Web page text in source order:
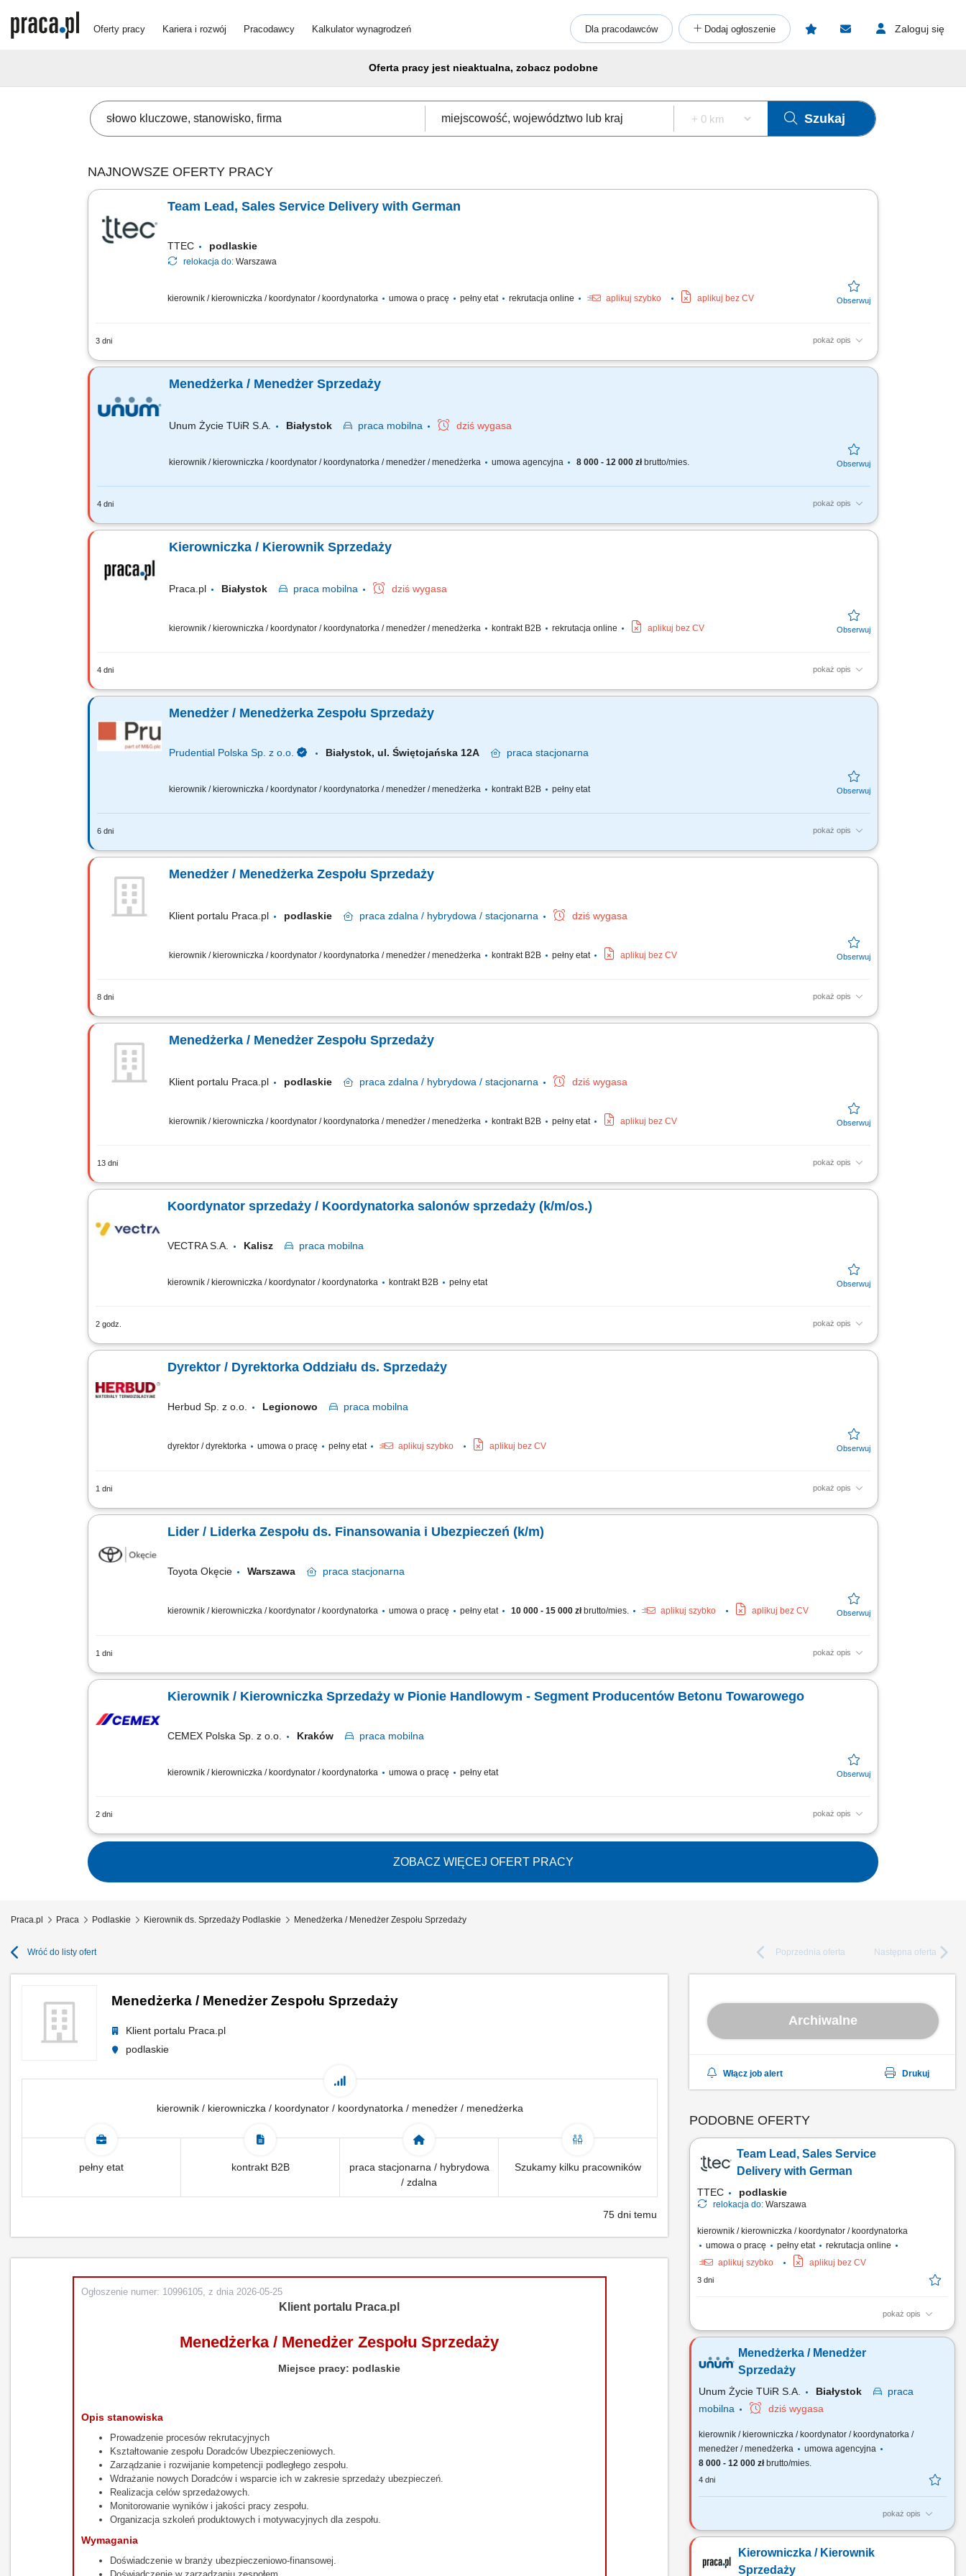
Oferty pracy Kariera i rozwój Pracodawcy Kalkulator wynagrodzeń Dla pracodawców Dodaj ogłoszenie Zaloguj się
Oferta pracy jest nieaktualna, zobacz podobne
Szukaj
NAJNOWSZE OFERTY PRACY
Team Lead, Sales Service Delivery with German
TTEC podlaskie
relokacja do: Warszawa
kierownik / kierowniczka / koordynator / koordynatorka umowa o pracę pełny etat rekrutacja online aplikuj szybko aplikuj bez CV
3 dni pokaż opis
Opis stanowiska: Wspieranie i motywowanie zespołu w osiąganiu celów; Odpowiadanie na pytania współpracowników, rozwiązywanie problemów i eskalacji klientów;
Menedżerka / Menedżer Sprzedaży
Unum Życie TUiR S.A. Białystok praca mobilna dziś wygasa
kierownik / kierowniczka / koordynator / koordynatorka / menedżer / menedżerka umowa agencyjna 8 000 - 12 000 złbrutto/mies.
4 dni pokaż opis
Twoja rola: budujesz i rozwijasz zespół sprzedażowy – rekrutujesz, wdrażasz i wspierasz ludzi, rozwijasz kompetencje zespołu i pracujesz z jego potencjałem,
Kierowniczka / Kierownik Sprzedaży
Praca.pl Białystok praca mobilna dziś wygasa
kierownik / kierowniczka / koordynator / koordynatorka / menedżer / menedżerka kontrakt B2B rekrutacja online aplikuj bez CV
4 dni pokaż opis
Zadania: Budowanie i rozwój zespołu sprzedażowego: rekrutacja, szkolenia i bieżące wsparcie; Planowanie działań i realizacja celów sprzedażowych; Inspirowanie
Menedżer / Menedżerka Zespołu Sprzedaży
Prudential Polska Sp. z o.o. Białystok, ul. Świętojańska 12A praca stacjonarna
kierownik / kierowniczka / koordynator / koordynatorka / menedżer / menedżerka kontrakt B2B pełny etat
6 dni pokaż opis
Twój zakres obowiązków: budowanie własnego biznesu opartego o sprzedaż własną i współpracę z zespołem Konsultantów ds. Planowania Finansowego, rekrutacja i
Menedżer / Menedżerka Zespołu Sprzedaży
Klient portalu Praca.pl podlaskie praca zdalna / hybrydowa / stacjonarna dziś wygasa
kierownik / kierowniczka / koordynator / koordynatorka / menedżer / menedżerka kontrakt B2B pełny etat aplikuj bez CV
8 dni pokaż opis
Rekrutacja i budowa zespołu Doradców Ubezpieczeniowych. Zarządzanie, motywowanie i rozwijanie podległego zespołu. Wdrażanie nowych Doradców w sprzedaż
Menedżerka / Menedżer Zespołu Sprzedaży
Klient portalu Praca.pl podlaskie praca zdalna / hybrydowa / stacjonarna dziś wygasa
kierownik / kierowniczka / koordynator / koordynatorka / menedżer / menedżerka kontrakt B2B pełny etat aplikuj bez CV
13 dni pokaż opis
Prowadzenie procesów rekrutacyjnych Kształtowanie zespołu Doradców Ubezpieczeniowych. Zarządzanie i rozwijanie kompetencji podległego zespołu. Wdrażanie
Koordynator sprzedaży / Koordynatorka salonów sprzedaży (k/m/os.)
VECTRA S.A. Kalisz praca mobilna
kierownik / kierowniczka / koordynator / koordynatorka kontrakt B2B pełny etat
2 godz. pokaż opis
Zadania: Realizacja celów sprzedażowych i dbanie o retencję klientów w regionie; Nadzór nad funkcjonowaniem placówek w przydzielonym obszarze; Wsparcie
Dyrektor / Dyrektorka Oddziału ds. Sprzedaży
Herbud Sp. z o.o. Legionowo praca mobilna
dyrektor / dyrektorka umowa o pracę pełny etat aplikuj szybko aplikuj bez CV
1 dni pokaż opis
Opis stanowiska Nadzór nad prawidłowym funkcjonowaniem działu handlowego oraz powiązanego z nim obszaru logistycznego. Wspieranie podległych handlowców
Lider / Liderka Zespołu ds. Finansowania i Ubezpieczeń (k/m)
Toyota Okęcie Warszawa praca stacjonarna
kierownik / kierowniczka / koordynator / koordynatorka umowa o pracę pełny etat 10 000 - 15 000 złbrutto/mies. aplikuj szybko aplikuj bez CV
1 dni pokaż opis
Opis stanowiska: Organizowanie, koordynowanie oraz weryfikacja bieżących zadań realizowanych przez podległy zespół specjalistów. Aktywne pozyskiwanie
Kierownik / Kierowniczka Sprzedaży w Pionie Handlowym - Segment Producentów Betonu Towarowego
CEMEX Polska Sp. z o.o. Kraków praca mobilna
kierownik / kierowniczka / koordynator / koordynatorka umowa o pracę pełny etat
2 dni pokaż opis
Opis stanowiska Rozwijanie sprzedaży produktów dla klientów biznesowych na wyznaczonym obszarze. Pozyskiwanie nowych kontrahentów oraz budowanie
ZOBACZ WIĘCEJ OFERT PRACY
Praca.pl Praca Podlaskie Kierownik ds. Sprzedaży Podlaskie Menedżerka / Menedżer Zespołu Sprzedaży
Wróć do listy ofert Poprzednia oferta Następna oferta
Menedżerka / Menedżer Zespołu Sprzedaży
Klient portalu Praca.pl
podlaskie
kierownik / kierowniczka / koordynator / koordynatorka / menedżer / menedżerka
pełny etat kontrakt B2B
praca stacjonarna / hybrydowa
/ zdalna
Szukamy kilku pracowników
75 dni temu
Ogłoszenie numer: 10996105, z dnia 2026-05-25
Klient portalu Praca.pl
Menedżerka / Menedżer Zespołu Sprzedaży
Miejsce pracy: podlaskie
Opis stanowiska
Prowadzenie procesów rekrutacyjnych
Kształtowanie zespołu Doradców Ubezpieczeniowych.
Zarządzanie i rozwijanie kompetencji podległego zespołu.
Wdrażanie nowych Doradców i wsparcie ich w zakresie sprzedaży ubezpieczeń.
Realizacja celów sprzedażowych.
Monitorowanie wyników i jakości pracy zespołu.
Organizacja szkoleń produktowych i motywacyjnych dla zespołu.
Wymagania
Doświadczenie w branży ubezpieczeniowo-finansowej.
Archiwalne
Włącz job alert Drukuj
PODOBNE OFERTY
Team Lead, Sales Service
Delivery with German
TTEC podlaskie
relokacja do: Warszawa
kierownik / kierowniczka / koordynator / koordynatorka
umowa o pracę
pełny etat
rekrutacja online
aplikuj szybko
aplikuj bez CV
3 dni
pokaż opis
Opis stanowiska: Wspieranie i motywowanie zespołu w
współpracowników, rozwiązywanie problemów i eskalacji
klientów; Zapewnianie wysokiej jakości obsługi klienta
linii dla zespołu;...
Menedżerka / Menedżer
Sprzedaży
Unum Życie TUiR S.A. Białystok
praca
mobilna
dziś wygasa
kierownik / kierowniczka / koordynator / koordynatorka /
menedżer / menedżerka
umowa agencyjna
8 000 - 12 000 złbrutto/mies.
4 dni
pokaż opis
Twoja rola: budujesz i rozwijasz zespół sprzedażowy –
zespołu i pracujesz z jego potencjałem, odpowiadasz za
wyniki i sposób ich osiągania, rozwijasz zespół w oparciu o
Kierowniczka / Kierownik
Sprzedaży